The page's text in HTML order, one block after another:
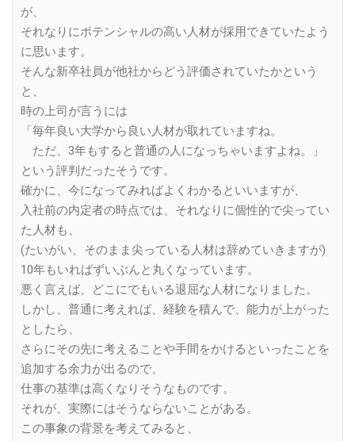
が、
それなりにポテンシャルの高い人材が採用できていたよう
に思います。
そんな新卒社員が他社からどう評価されていたかという
と、
時の上司が言うには
「毎年良い大学から良い人材が取れていますね。
ただ、3年もすると普通の人になっちゃいますよね。」
という評判だったそうです。
確かに、今になってみればよくわかるといいますが、
入社前の内定者の時点では、それなりに個性的で尖ってい
た人材も、
(たいがい、そのまま尖っている人材は辞めていきますが)
10年もいればずいぶんと丸くなっています。
悪く言えば、どこにでもいる退屈な人材になりました。
しかし、普通に考えれば、経験を積んで、能力が上がった
としたら、
さらにその先に考えることや手間をかけるといったことを
追加する余力が出るので、
仕事の基準は高くなりそうなものです。
それが、実際にはそうならないことがある。
この事象の背景を考えてみると、